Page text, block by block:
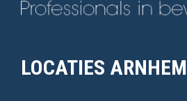
LOCATIES ARNHEM